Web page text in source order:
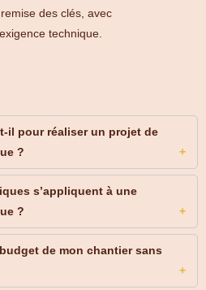
des clés, avec
technique.
il pour réaliser un projet de
?
s’appliquent à une
?
de mon chantier sans